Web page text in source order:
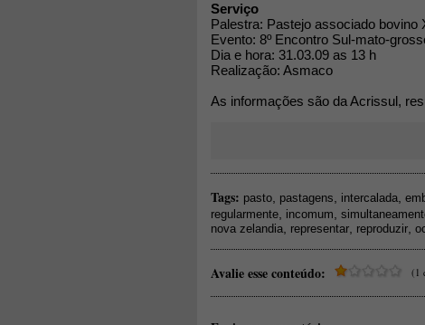
Serviço
Palestra: Pastejo associado bovino
Evento: 8º Encontro Sul-mato-
Dia e hora: 31.03.09 as 13 h
Realização: Asmaco
As informações são da Acrissul,
Tags: pasto pastagens intercalada
regularmente incomum
nova zelandia representar reproduzir
Avalie esse conteúdo: (1